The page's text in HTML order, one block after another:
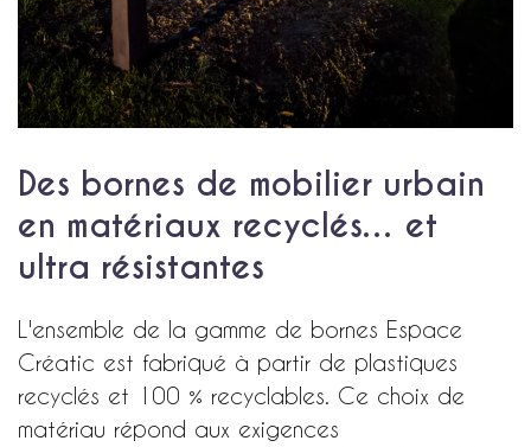
Des bornes de mobilier urbain
en matériaux recyclés… et
ultra résistantes
L'ensemble de la gamme de bornes Espace
Créatic est fabriqué à partir de plastiques
recyclés et 100 % recyclables. Ce choix de
matériau répond aux exigences